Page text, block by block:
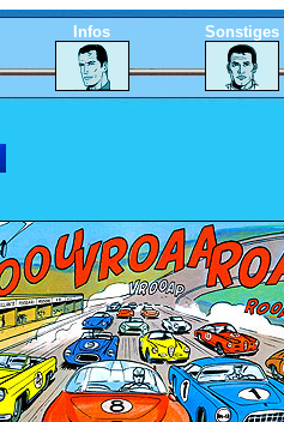
Infos Sonstiges